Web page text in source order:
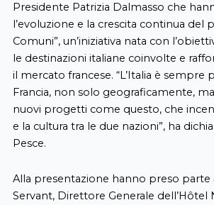
Presidente Patrizia Dalmasso che
l’evoluzione e la crescita continua del
Comuni”, un’iniziativa nata con
le destinazioni italiane coinvolte e
il mercato francese. “L’Italia è sempre
Francia, non solo geograficamente,
nuovi progetti come questo, che
e la cultura tra le due nazioni”, ha
Pesce.
Alla presentazione hanno preso parte
Servant, Direttore Generale dell’Hôtel